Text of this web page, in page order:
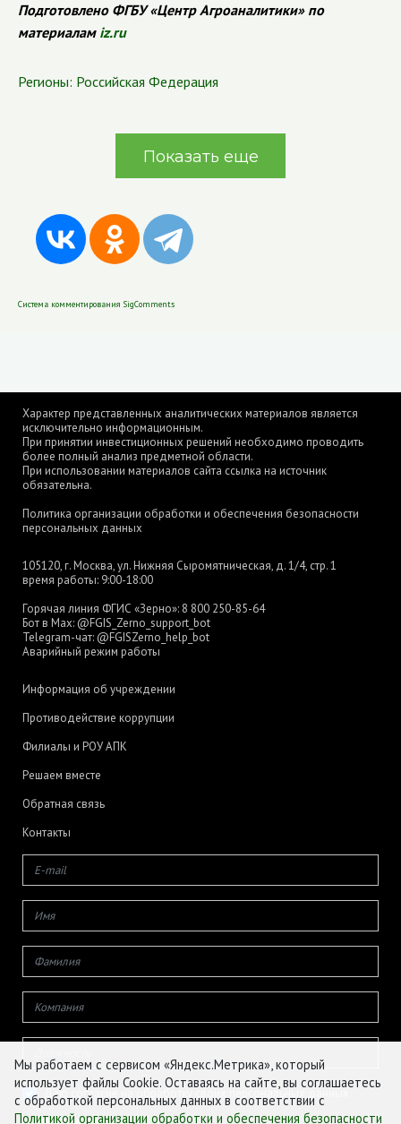
Подготовлено ФГБУ «Центр Агроаналитики» по
материалам iz.ru
Регионы: Российская Федерация
Показать еще
Система комментирования SigComments
Характер представленных аналитических материалов является
исключительно информационным.
При принятии инвестиционных решений необходимо проводить
более полный анализ предметной области.
При использовании материалов сайта ссылка на источник
обязательна.
Политика организации обработки и обеспечения безопасности
персональных данных
105120, г. Москва, ул. Нижняя Сыромятническая, д. 1/4, стр. 1
время работы: 9:00-18:00
Горячая линия ФГИС «Зерно»: 8 800 250-85-64
Бот в Max: @FGIS_Zerno_support_bot
Telegram-чат: @FGISZerno_help_bot
Аварийный режим работы
Информация об учреждении
Противодействие коррупции
Филиалы и РОУ АПК
Решаем вместе
Обратная связь
Контакты
Даю согласие на обработку своих персональных данных
Мы работаем с сервисом «Яндекс.Метрика», который
использует файлы Cookie. Оставаясь на сайте, вы соглашаетесь
с обработкой персональных данных в соответствии с
Политикой организации обработки и обеспечения безопасности